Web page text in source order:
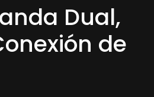
Dual,
de